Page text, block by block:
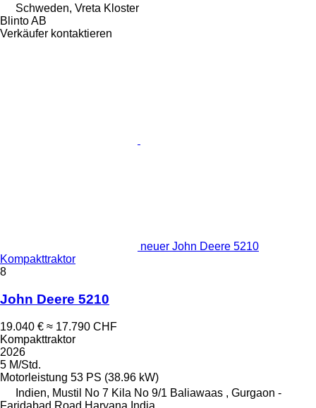
Schweden, Vreta Kloster
Blinto AB
Verkäufer kontaktieren
neuer John Deere 5210
Kompakttraktor
8
John Deere 5210
19.040 € ≈ 17.790 CHF
Kompakttraktor
2026
5 M/Std.
Motorleistung 53 PS (38.96 kW)
Indien, Mustil No 7 Kila No 9/1 Baliawaas , Gurgaon -
Faridabad Road Haryana India